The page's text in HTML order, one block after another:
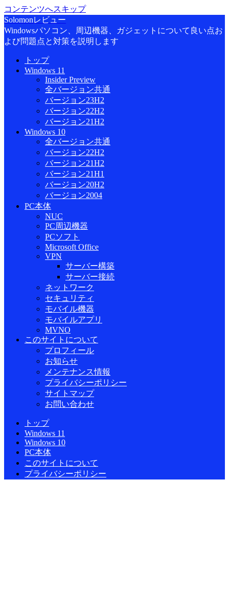
コンテンツへスキップ
Solomonレビュー
Windowsパソコン、周辺機器、ガジェットについて良い点お
よび問題点と対策を説明します
トップ
Windows 11
Insider Preview
全バージョン共通
バージョン23H2
バージョン22H2
バージョン21H2
Windows 10
全バージョン共通
バージョン22H2
バージョン21H2
バージョン21H1
バージョン20H2
バージョン2004
PC本体
NUC
PC周辺機器
PCソフト
Microsoft Office
VPN
サーバー構築
サーバー接続
ネットワーク
セキュリティ
モバイル機器
モバイルアプリ
MVNO
このサイトについて
プロフィール
お知らせ
メンテナンス情報
プライバシーポリシー
サイトマップ
お問い合わせ
トップ
Windows 11
Windows 10
PC本体
このサイトについて
プライバシーポリシー